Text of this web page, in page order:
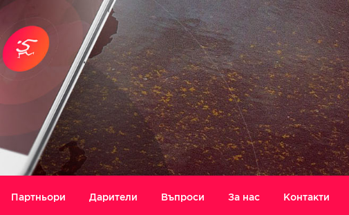
Партньори Дарители Въпроси За нас Контакти